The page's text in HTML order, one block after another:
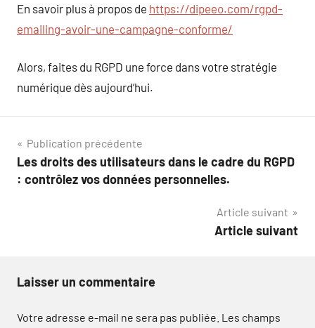
En savoir plus à propos de https://dipeeo.com/rgpd-
emailing-avoir-une-campagne-conforme/
Alors, faites du RGPD une force dans votre stratégie
numérique dès aujourd’hui.
Navigation
de
Publication précédente
Les droits des utilisateurs dans le cadre du RGPD
: contrôlez vos données personnelles.
Article suivant
Article suivant
Laisser un commentaire
Votre adresse e-mail ne sera pas publiée. Les champs